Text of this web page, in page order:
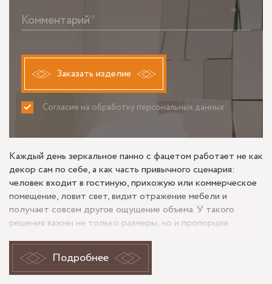
Комментарий*
Заказать изделие
Согласие на обработку персональных данных
ПРИНИМАЮ НЕ ПРИНИМАЮ
Каждый день зеркальное панно с фацетом работает не как
декор сам по себе, а как часть привычного сценария:
человек входит в гостиную, прихожую или коммерческое
помещение, ловит свет, видит отражение мебели и
получает совсем другое ощущение объема. У такого
решения важны не только размеры, но и пропорции
крупные элементы меняют восприятие стены и могут
сделать отражение визуально тяжелым.
Подробнее